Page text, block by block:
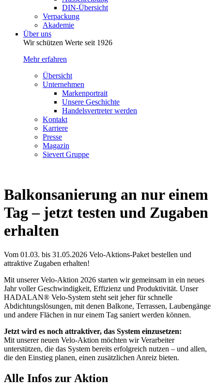
DIN-Übersicht
Verpackung
Akademie
Über uns
Wir schützen Werte seit 1926
Mehr erfahren
Übersicht
Unternehmen
Markenportrait
Unsere Geschichte
Handelsvertreter werden
Kontakt
Karriere
Presse
Magazin
Sievert Gruppe
Balkonsanierung an nur einem
Tag – jetzt testen und Zugaben
erhalten
Vom 01.03. bis 31.05.2026 Velo-Aktions-Paket bestellen und
attraktive Zugaben erhalten!
Mit unserer Velo‑Aktion 2026 starten wir gemeinsam in ein neues
Jahr voller Geschwindigkeit, Effizienz und Produktivität. Unser
HADALAN® Velo‑System steht seit jeher für schnelle
Abdichtungslösungen, mit denen Balkone, Terrassen, Laubengänge
und andere Flächen in nur einem Tag saniert werden können.
Jetzt wird es noch attraktiver, das System einzusetzen:
Mit unserer neuen Velo‑Aktion möchten wir Verarbeiter
unterstützen, die das System bereits erfolgreich nutzen – und allen,
die den Einstieg planen, einen zusätzlichen Anreiz bieten.
Alle Infos zur Aktion